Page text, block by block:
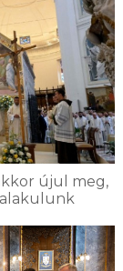
újul meg,